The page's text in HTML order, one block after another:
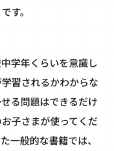
す。
学年くらいを意識し
習されるかわからな
る問題はできるだけ
子さまが使ってくだ
一般的な書籍では、